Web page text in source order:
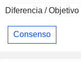
Diferencia /
Consenso